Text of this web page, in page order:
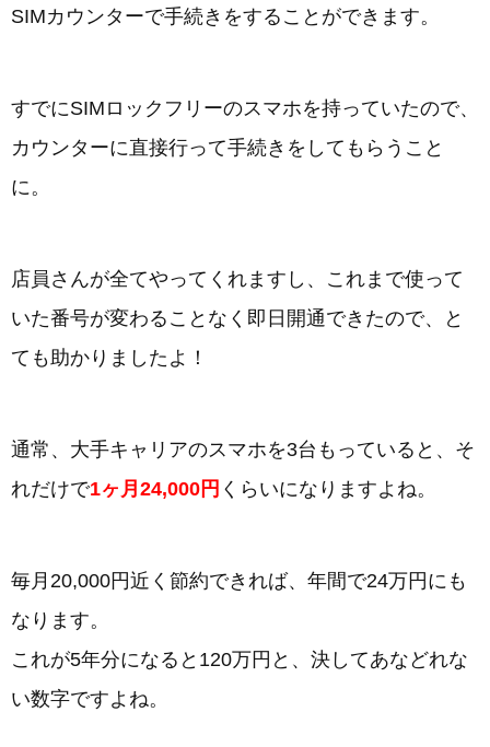
SIMカウンターで手続きをすることができます。
すでにSIMロックフリーのスマホを持っていたので、
カウンターに直接行って手続きをしてもらうこと
に。
店員さんが全てやってくれますし、これまで使って
いた番号が変わることなく即日開通できたので、と
ても助かりましたよ！
通常、大手キャリアのスマホを3台もっていると、そ
れだけで1ヶ月24,000円 くらいになりますよね。
毎月20,000円近く節約できれば、年間で24万円にも
なります。
これが5年分になると120万円と、決してあなどれな
い数字ですよね。